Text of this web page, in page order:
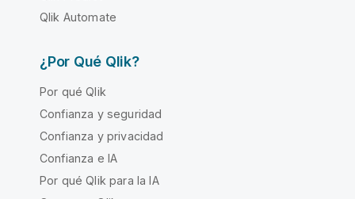
Qlik Automate
¿Por Qué Qlik?
Por qué Qlik
Confianza y seguridad
Confianza y privacidad
Confianza e IA
Por qué Qlik para la IA